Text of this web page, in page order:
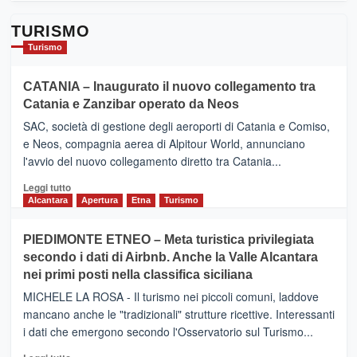
TURISMO
Turismo
CATANIA – Inaugurato il nuovo collegamento tra
Catania e Zanzibar operato da Neos
SAC, società di gestione degli aeroporti di Catania e Comiso,
e Neos, compagnia aerea di Alpitour World, annunciano
l'avvio del nuovo collegamento diretto tra Catania...
Leggi tuttoLeggi
CATANIA
–
Inaugurato
il
nuovo
collegamento
tra
Alcantara Apertura Etna Turismo
PIEDIMONTE ETNEO – Meta turistica privilegiata
secondo i dati di Airbnb. Anche la Valle Alcantara
nei primi posti nella classifica siciliana
MICHELE LA ROSA - Il turismo nei piccoli comuni, laddove
mancano anche le "tradizionali" strutture ricettive. Interessanti
i dati che emergono secondo l'Osservatorio sul Turismo...